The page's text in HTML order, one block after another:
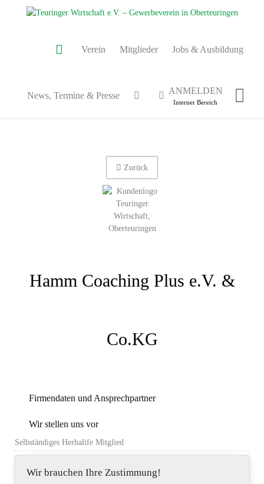
Verein Mitglieder Jobs & Ausbildung
News, Termine & Presse ANMELDEN
Interner Bereich
Zurück
Hamm Coaching Plus e.V. &
Co.KG
Firmendaten und Ansprechpartner
Wir stellen uns vor
Selbständiges Herbalife Mitglied
Hainwinkelstraße 2, 88094, Oberteuringen, Deutschland
Wir brauchen Ihre Zustimmung!